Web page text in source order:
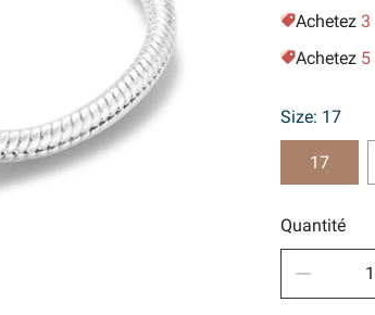
Achetez 3
Achetez 5
Size: 17
17
Quantité